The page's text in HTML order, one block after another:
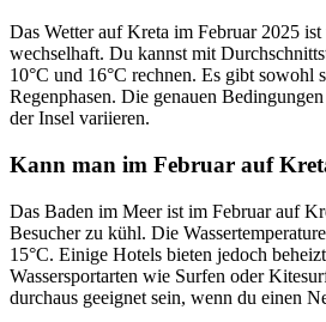
Das Wetter auf Kreta im Februar 2025
wechselhaft. Du kannst mit
10°C und 16°C rechnen. Es gibt sowohl
Regenphasen. Die genauen
der Insel variieren.
Kann man im Februar auf
Das Baden im Meer ist im Februar auf
Besucher zu kühl. Die
15°C. Einige Hotels bieten jedoch
Wassersportarten wie Surfen oder
durchaus geeignet sein, wenn du einen